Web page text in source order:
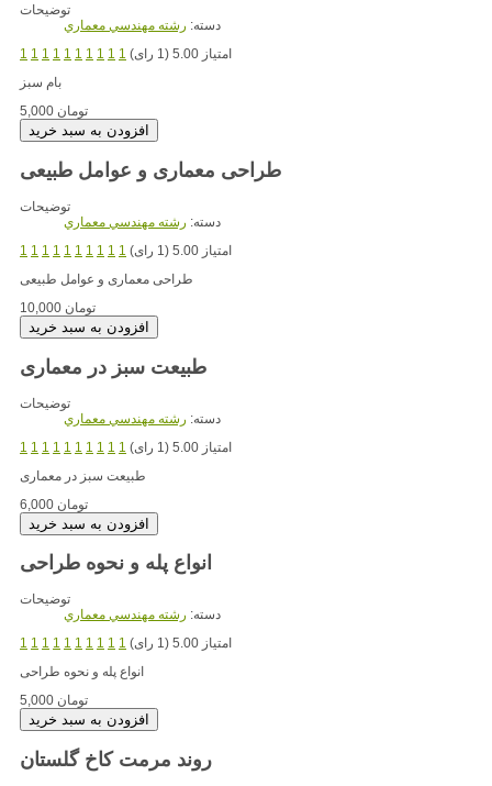
توضیحات
دسته: رشته مهندسي معماري
1 1 1 1 1 1 1 1 1 1
امتیاز 5.00 (1 رای)
5,000 تومان
طراحی معماری و عوامل طبیعی
توضیحات
دسته: رشته مهندسي معماري
1 1 1 1 1 1 1 1 1 1
امتیاز 5.00 (1 رای)
10,000 تومان
طبیعت سبز در معماری
توضیحات
دسته: رشته مهندسي معماري
1 1 1 1 1 1 1 1 1 1
امتیاز 5.00 (1 رای)
6,000 تومان
انواع پله و نحوه طراحی
توضیحات
دسته: رشته مهندسي معماري
1 1 1 1 1 1 1 1 1 1
امتیاز 5.00 (1 رای)
5,000 تومان
روند مرمت کاخ گلستان